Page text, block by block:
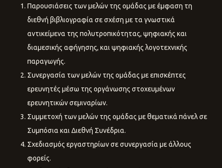
Παρουσιάσεις των μελών της ομάδας με έμφαση τη
διεθνή βιβλιογραφία σε σχέση με τα γνωστικά
αντικείμενα της πολυτροπικότητας, ψηφιακής και
διαμεσικής αφήγησης, και ψηφιακής λογοτεχνικής
παραγωγής.
Συνεργασία των μελών της ομάδας με επισκέπτες
ερευνητές μέσω της οργάνωσης στοχευμένων
ερευνητικών σεμιναρίων.
Συμμετοχή των μελών της ομάδας με θεματικά πάνελ σε
Συμπόσια και Διεθνή Συνέδρια.
Σχεδιασμός εργαστηρίων σε συνεργασία με άλλους
φορείς.